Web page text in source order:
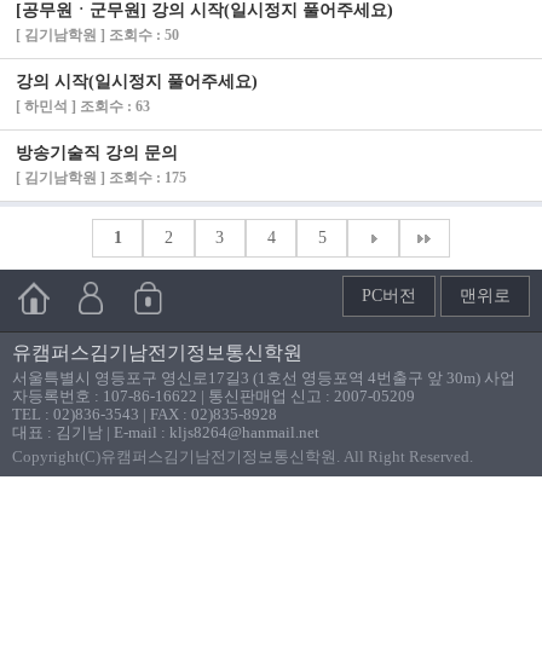
[공무원ㆍ군무원] 강의 시작(일시정지 풀어주세요)
[ 김기남학원 ] 조회수 : 50
강의 시작(일시정지 풀어주세요)
[ 하민석 ] 조회수 : 63
방송기술직 강의 문의
[ 김기남학원 ] 조회수 : 175
1 2 3 4 5
PC버전 맨위로
유캠퍼스김기남전기정보통신학원
서울특별시 영등포구 영신로17길3 (1호선 영등포역 4번출구 앞 30m) 사업
자등록번호 : 107-86-16622 | 통신판매업 신고 : 2007-05209
TEL : 02)836-3543 | FAX : 02)835-8928
대표 : 김기남 | E-mail : kljs8264@hanmail.net
Copyright(C)유캠퍼스김기남전기정보통신학원. All Right Reserved.